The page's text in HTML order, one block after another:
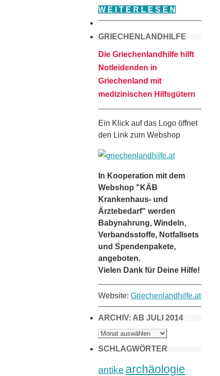
W E I T E R L E S E N
GRIECHENLANDHILFE
Die Griechenlandhilfe hilft
Notleidenden in
Griechenland mit
medizinischen Hilfsgütern
Ein Klick auf das Logo öffnet
den Link zum Webshop
In Kooperation mit dem
Webshop "KÄB
Krankenhaus- und
Ärztebedarf" werden
Babynahrung, Windeln,
Verbandsstoffe, Notfallsets
und Spendenpakete,
angeboten.
Vielen Dank für Deine Hilfe!
Website: Griechenlandhilfe.at
ARCHIV: AB JULI 2014
ARCHIV:
AB
2014
SCHLAGWÖRTER
antike archäologie